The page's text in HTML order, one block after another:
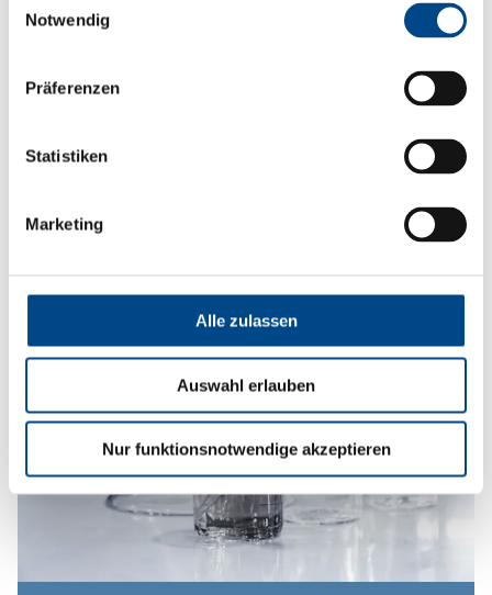
Notwendig
Präferenzen
Statistiken
Marketing
Alle zulassen
Auswahl erlauben
Nur funktionsnotwendige akzeptieren